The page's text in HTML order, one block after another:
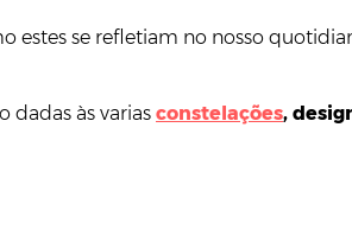
estes se refletiam no nosso
dadas às varias constelações,